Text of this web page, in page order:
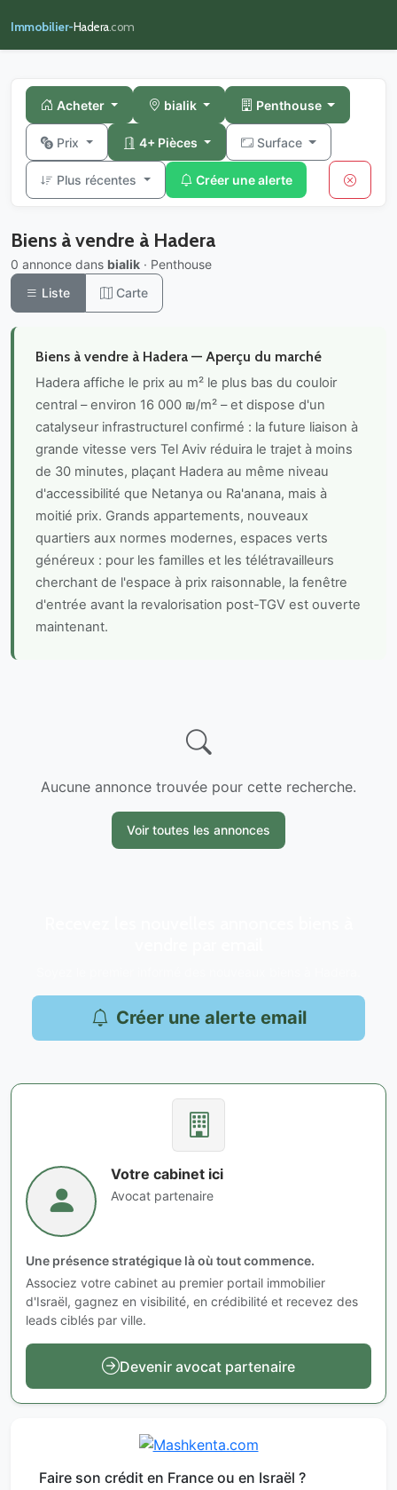
Immobilier-Hadera.com
Acheter bialik Penthouse
Prix 4+ Pièces Surface
Plus récentes Créer une alerte
Biens à vendre à Hadera
0 annonce dans bialik · Penthouse
Liste
Carte
Biens à vendre à Hadera — Aperçu du marché
Hadera affiche le prix au m² le plus bas du couloir
central – environ 16 000 ₪/m² – et dispose d'un
catalyseur infrastructurel confirmé : la future liaison à
grande vitesse vers Tel Aviv réduira le trajet à moins
de 30 minutes, plaçant Hadera au même niveau
d'accessibilité que Netanya ou Ra'anana, mais à
moitié prix. Grands appartements, nouveaux
quartiers aux normes modernes, espaces verts
généreux : pour les familles et les télétravailleurs
cherchant de l'espace à prix raisonnable, la fenêtre
d'entrée avant la revalorisation post-TGV est ouverte
maintenant.
Aucune annonce trouvée pour cette recherche.
Voir toutes les annonces
Créer une alerte email
Votre cabinet ici
Avocat partenaire
Une présence stratégique là où tout commence.
Associez votre cabinet au premier portail immobilier
d'Israël, gagnez en visibilité, en crédibilité et recevez des
leads ciblés par ville.
Devenir avocat partenaire
Faire son crédit en France ou en Israël ?